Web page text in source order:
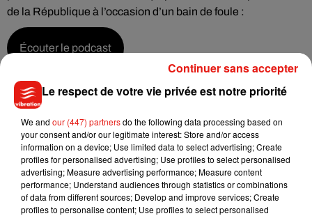
de la République à l’occasion d’un bain de foule :
Écouter le podcast
Une autre mesure avait été prise par la préfecture : celle
d’interdire aux riverains d’être à leurs fenêtres si elles
donnaient sur le château royal. Finalement, devant le tollé
que cette dernière a provoqué, en particulier sur les réseaux
sociaux, la préfecture a fait machine arrière. Restent en
revanche interdites les manifestations et tout survol de la
ville, par aéronef ou par drone.
Le respect de votre vie privée est notre priorité
We and our (447) partnersdo the following data processing based on
your consent and/or our legitimate interest: Store and/or access
information on a device; Use limited data to select advertising; Create
profiles for personalised advertising; Use profiles to select personalised
advertising; Measure advertising performance; Measure content
performance; Understand audiences through statistics or combinations
of data from different sources; Develop and improve services; Create
profiles to personalise content; Use profiles to select personalised
Continuer sans accepter